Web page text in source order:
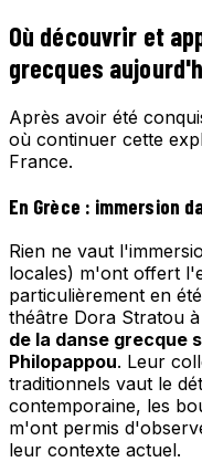
Où découvrir et
grecques
Après avoir été
où continuer cette
France.
En Grèce : immersion
Rien ne vaut
locales) m'ont offert
particulièrement en
théâtre Dora Stratou
de la danse grecque
Philopappou. Leur
traditionnels vaut le
contemporaine, les
m'ont permis
leur contexte actuel.